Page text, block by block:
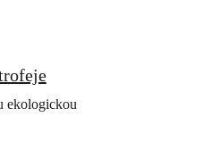
ekologickou